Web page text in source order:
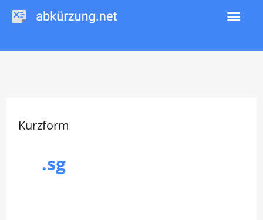
Zum
Inhalt
springen
Kurzform
.sg